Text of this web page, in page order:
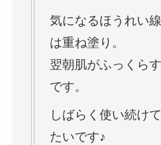
気になるほうれい
は重ね塗り。
翌朝肌がふっくら
です。
しばらく使い続け
たいです♪